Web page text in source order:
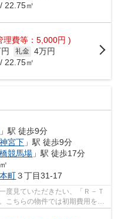
22.75㎡
理費等：5,000円 )
礼金 4万円
22.75㎡
」駅 徒歩9分
宮下 」駅 徒歩9分
競馬場 」駅 徒歩17分
本町３丁目31-17
度見ていただきたい、「Ｒ－Ｔ
こちらの物件では初期費用をカ